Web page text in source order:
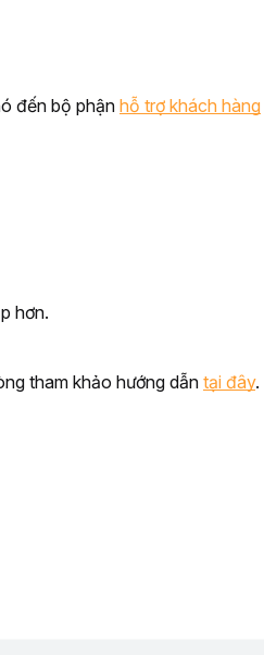
đến bộ phận hỗ trợ khách hàng
hơn.
tham khảo hướng dẫn tại đây.